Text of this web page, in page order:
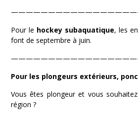
Pour le hockey subaquatique, les
font de septembre à juin.
Pour les plongeurs extérieurs,
Vous êtes plongeur et vous
région ?